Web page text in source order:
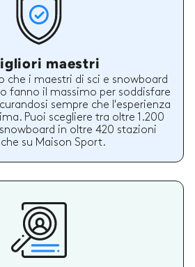
maestri
che i maestri di sci e snowboard
fanno il massimo per soddisfare
sempre che l'esperienza
Puoi scegliere tra oltre 1.200
in oltre 420 stazioni
su Maison Sport.